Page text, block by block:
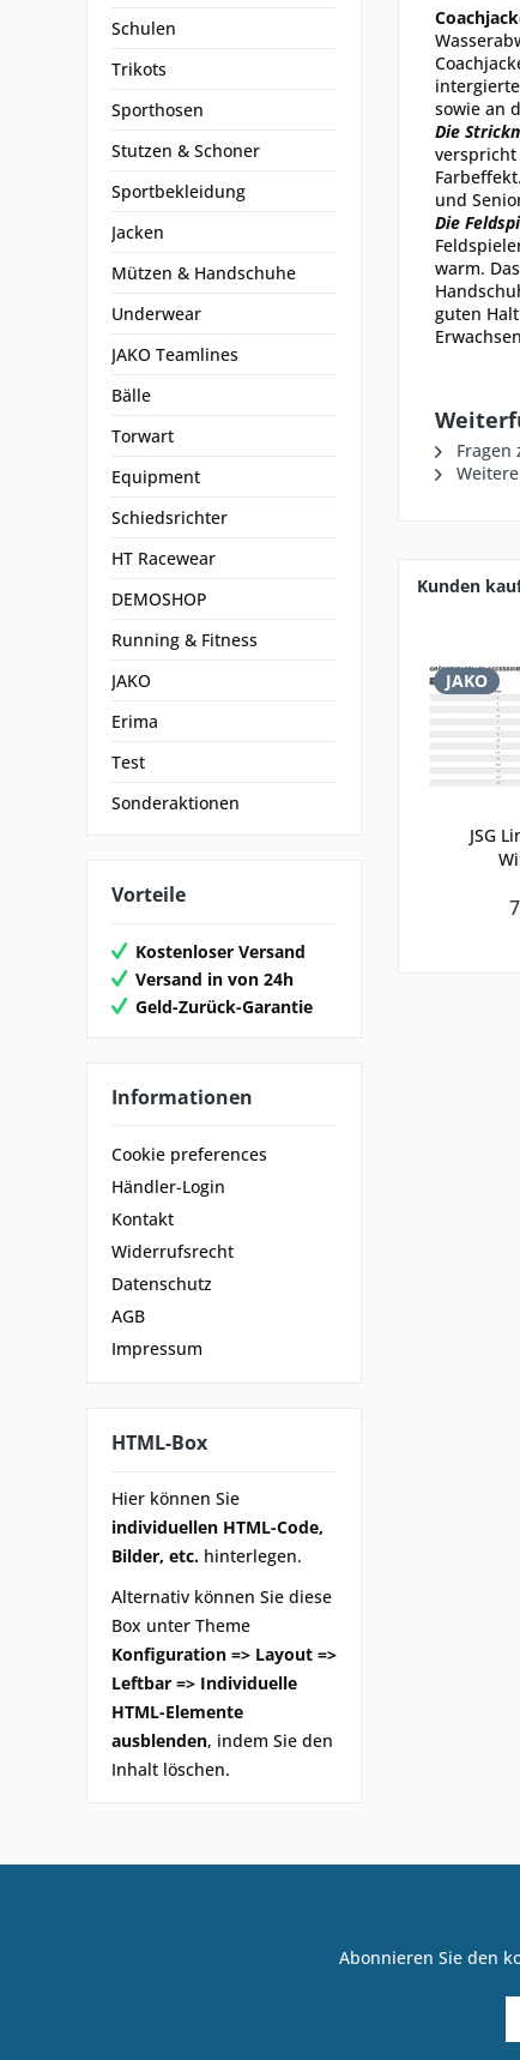
Schulen
Trikots
Sporthosen
Stutzen & Schoner
Sportbekleidung
Jacken
Mützen & Handschuhe
Underwear
JAKO Teamlines
Bälle
Torwart
Equipment
Schiedsrichter
HT Racewear
DEMOSHOP
Running & Fitness
JAKO
Erima
Test
Sonderaktionen
Vorteile
Kostenloser Versand
Versand in von 24h
Geld-Zurück-Garantie
Informationen
Cookie preferences
Händler-Login
Kontakt
Widerrufsrecht
Datenschutz
AGB
Impressum
HTML-Box
Hier können Sie
individuellen HTML-Code,
Bilder, etc. hinterlegen.
Alternativ können Sie diese
Box unter Theme
Konfiguration => Layout =>
Leftbar => Individuelle
HTML-Elemente
ausblenden, indem Sie den
Inhalt löschen.
sowie an
Die
verspricht
und
Die
warm.
guten
Fragen
Kunden
JAKO
JSG
Abonnieren Sie den